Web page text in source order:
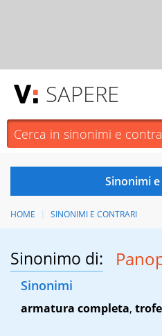
SAPERE
HOME SINONIMI E CONTRARI
Sinonimo di:
Sinonimi
armatura completa,